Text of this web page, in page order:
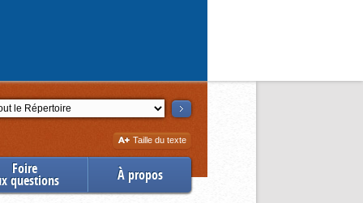
Augmenter
la
Taille du texte
Foire
questions À propos